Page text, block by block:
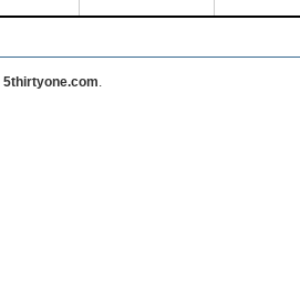
5thirtyone.com.